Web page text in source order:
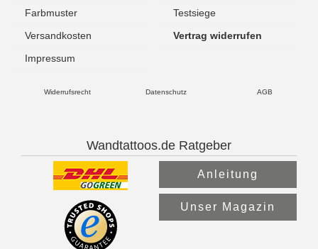
Farbmuster
Testsiege
Versandkosten
Vertrag widerrufen
Impressum
Widerrufsrecht Datenschutz AGB
Wandtattoos.de Ratgeber
Anleitung
Unser Magazin